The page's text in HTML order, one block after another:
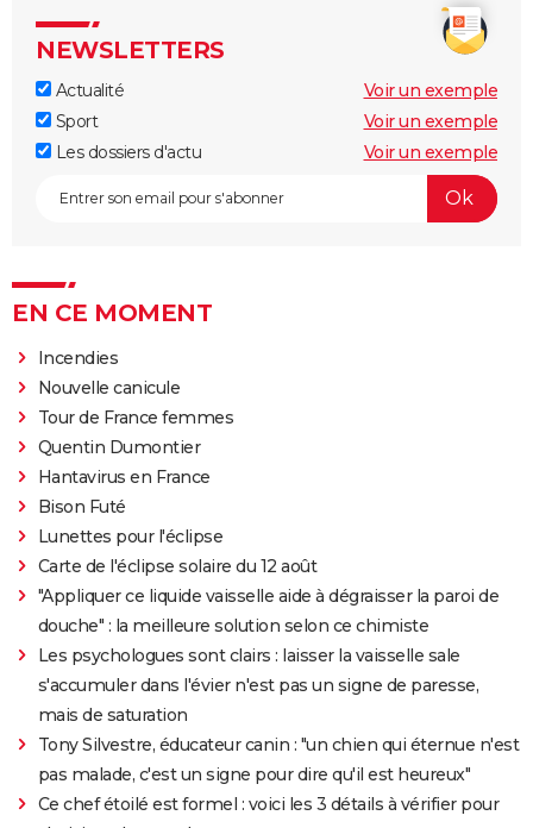
NEWSLETTERS
Actualité
Voir un exemple
Sport
Voir un exemple
Les dossiers d'actu
Voir un exemple
EN CE MOMENT
Incendies
Nouvelle canicule
Tour de France femmes
Quentin Dumontier
Hantavirus en France
Bison Futé
Lunettes pour l'éclipse
Carte de l'éclipse solaire du 12 août
"Appliquer ce liquide vaisselle aide à dégraisser la paroi de
douche" : la meilleure solution selon ce chimiste
Les psychologues sont clairs : laisser la vaisselle sale
s'accumuler dans l'évier n'est pas un signe de paresse,
mais de saturation
Tony Silvestre, éducateur canin : "un chien qui éternue n'est
pas malade, c'est un signe pour dire qu'il est heureux"
Ce chef étoilé est formel : voici les 3 détails à vérifier pour